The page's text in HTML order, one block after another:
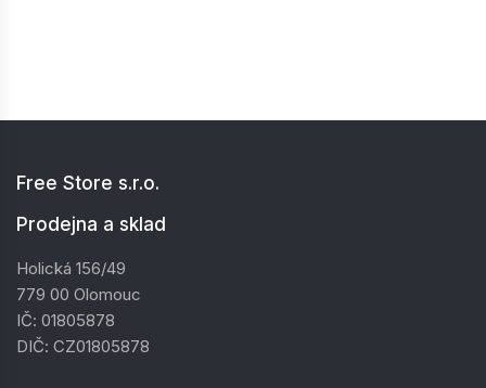
Free Store s.r.o.
Prodejna a sklad
Holická 156/49
779 00 Olomouc
IČ: 01805878
DIČ: CZ01805878